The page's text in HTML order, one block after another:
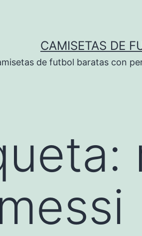
CAMISETAS DE
de futbol baratas con